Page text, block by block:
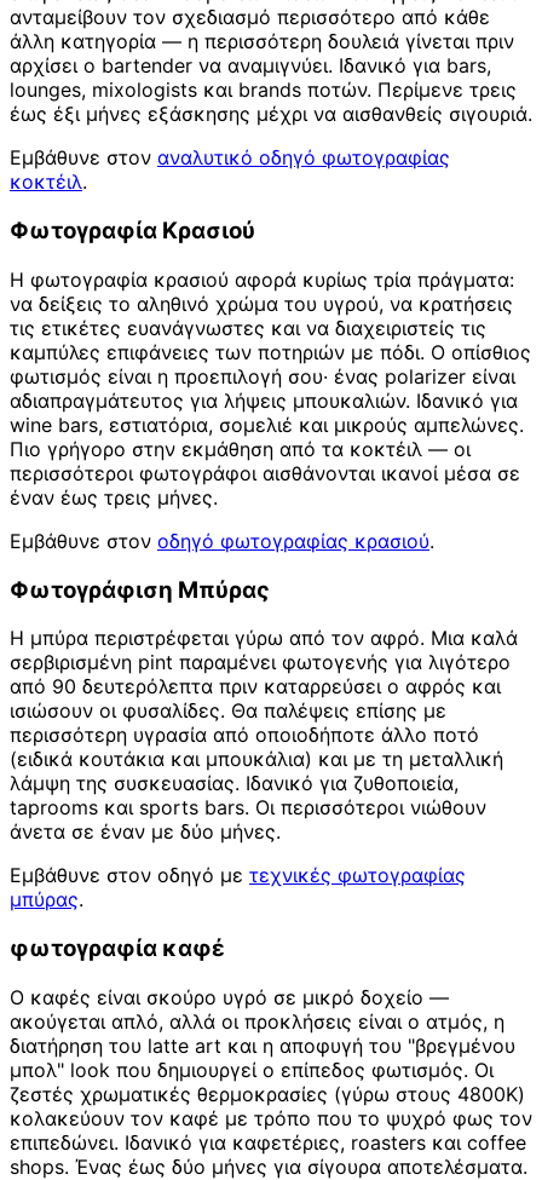
ανταμείβουν τον σχεδιασμό περισσότερο από κάθε
άλλη κατηγορία — η περισσότερη δουλειά γίνεται πριν
αρχίσει ο bartender να αναμιγνύει. Ιδανικό για bars,
lounges, mixologists και brands ποτών. Περίμενε τρεις
έως έξι μήνες εξάσκησης μέχρι να αισθανθείς σιγουριά.
Εμβάθυνε στον αναλυτικό οδηγό φωτογραφίας
κοκτέιλ.
Φωτογραφία Κρασιού
Η φωτογραφία κρασιού αφορά κυρίως τρία πράγματα:
να δείξεις το αληθινό χρώμα του υγρού, να κρατήσεις
τις ετικέτες ευανάγνωστες και να διαχειριστείς τις
καμπύλες επιφάνειες των ποτηριών με πόδι. Ο οπίσθιος
φωτισμός είναι η προεπιλογή σου· ένας polarizer είναι
αδιαπραγμάτευτος για λήψεις μπουκαλιών. Ιδανικό για
wine bars, εστιατόρια, σομελιέ και μικρούς αμπελώνες.
Πιο γρήγορο στην εκμάθηση από τα κοκτέιλ — οι
περισσότεροι φωτογράφοι αισθάνονται ικανοί μέσα σε
έναν έως τρεις μήνες.
Εμβάθυνε στον οδηγό φωτογραφίας κρασιού.
Φωτογράφιση Μπύρας
Η μπύρα περιστρέφεται γύρω από τον αφρό. Μια καλά
σερβιρισμένη pint παραμένει φωτογενής για λιγότερο
από 90 δευτερόλεπτα πριν καταρρεύσει ο αφρός και
ισιώσουν οι φυσαλίδες. Θα παλέψεις επίσης με
περισσότερη υγρασία από οποιοδήποτε άλλο ποτό
(ειδικά κουτάκια και μπουκάλια) και με τη μεταλλική
λάμψη της συσκευασίας. Ιδανικό για ζυθοποιεία,
taprooms και sports bars. Οι περισσότεροι νιώθουν
άνετα σε έναν με δύο μήνες.
Εμβάθυνε στον οδηγό με τεχνικές φωτογραφίας
μπύρας.
φωτογραφία καφέ
Ο καφές είναι σκούρο υγρό σε μικρό δοχείο —
ακούγεται απλό, αλλά οι προκλήσεις είναι ο ατμός, η
διατήρηση του latte art και η αποφυγή του "βρεγμένου
μπολ" look που δημιουργεί ο επίπεδος φωτισμός. Οι
ζεστές χρωματικές θερμοκρασίες (γύρω στους 4800K)
κολακεύουν τον καφέ με τρόπο που το ψυχρό φως τον
επιπεδώνει. Ιδανικό για καφετέριες, roasters και coffee
shops. Ένας έως δύο μήνες για σίγουρα αποτελέσματα.